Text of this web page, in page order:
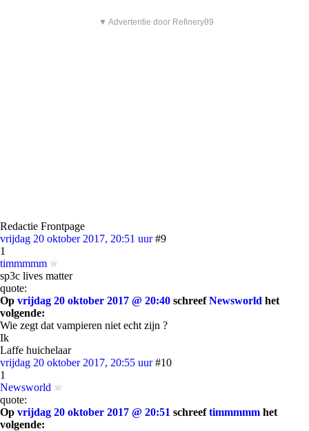
▼ Advertentie door Refinery89
Redactie Frontpage
vrijdag 20 oktober 2017, 20:51 uur #9
1
timmmmm
sp3c lives matter
quote:
Op vrijdag 20 oktober 2017 @ 20:40 schreefNewsworld het
volgende:
Wie zegt dat vampieren niet echt zijn ?
Ik
Laffe huichelaar
vrijdag 20 oktober 2017, 20:55 uur #10
1
Newsworld
quote:
Op vrijdag 20 oktober 2017 @ 20:51 schreeftimmmmm het
volgende: